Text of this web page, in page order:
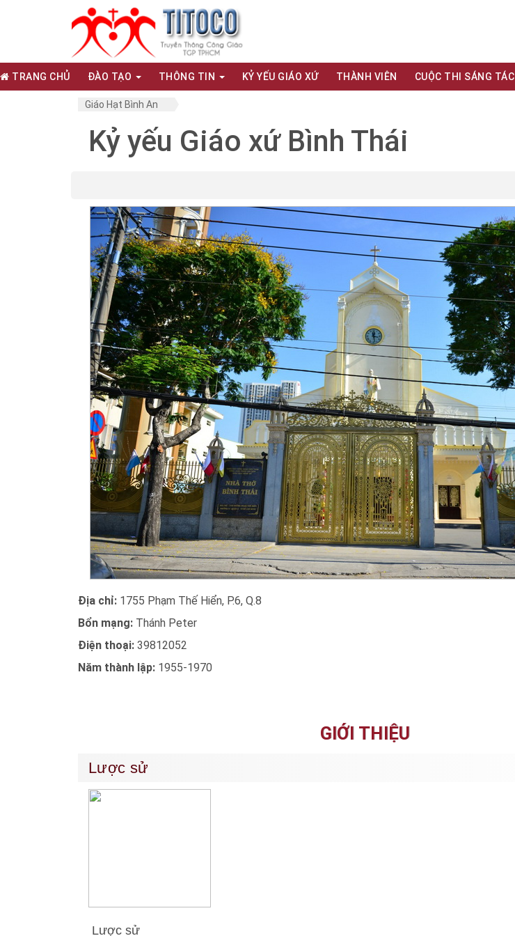
TRANG CHỦ ĐÀO TẠO THÔNG TIN KỶ YẾU GIÁO XỨ THÀNH VIÊN CUỘC THI SÁNG TÁC
Giáo Hạt Bình An
Kỷ yếu Giáo xứ Bình Thái
Địa chỉ: 1755 Phạm Thế Hiển, P.6, Q.8
Bổn mạng: Thánh Peter
Điện thoại: 39812052
Năm thành lập: 1955-1970
GIỚI THIỆU
Lược sử
Lược sử